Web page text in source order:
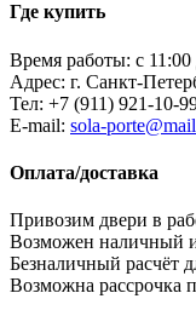
Где купить
Время работы: с
Адрес: г. Санкт-
Тел: +7 (911) 921-10-
E-mail: sola-
Оплата/доставка
Привозим двери в
Возможен наличный
Безналичный расчёт
Возможна рассрочка